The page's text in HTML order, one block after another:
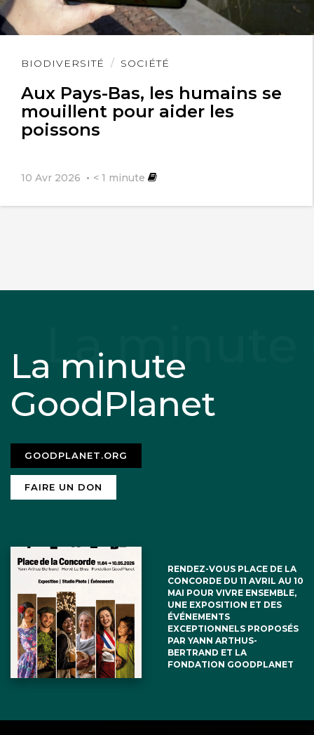
BIODIVERSITÉ SOCIÉTÉ
Aux Pays-Bas, les humains se
mouillent pour aider les
poissons
10 Avr 2026 < 1 minute
Lire
La minute
GoodPlanet
GOODPLANET.ORG
FAIRE UN DON
RENDEZ-VOUS PLACE DE LA
CONCORDE DU 11 AVRIL AU 10
MAI POUR VIVRE ENSEMBLE,
UNE EXPOSITION ET DES
ÉVÉNEMENTS
EXCEPTIONNELS PROPOSÉS
PAR YANN ARTHUS-
BERTRAND ET LA
FONDATION GOODPLANET